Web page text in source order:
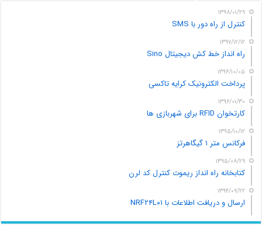
۱۳۹۸/۰۱/۲۹
کنترل از راه دور با SMS
۱۳۹۷/۱۲/۱۲
راه انداز خط کش دیجیتال Sino
۱۳۹۶/۱۰/۰۵
پرداخت الکترونیک کرایه تاکسی
۱۳۹۶/۰۱/۳۰
کارتخوان RFID برای شهربازی ها
۱۳۹۵/۱۰/۱۲
فرکانس متر ۱ گیگاهرتز
۱۳۹۵/۰۸/۲۹
کتابخانه راه انداز ریموت کنترل کد لرن
۱۳۹۴/۰۹/۲۲
ارسال و دریافت اطلاعات با NRF۲۴L۰۱